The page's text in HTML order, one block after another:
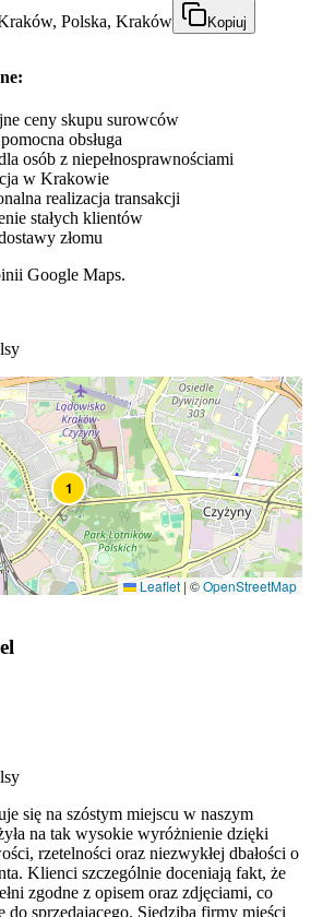
Polska, Kraków Kopiuj
ceny skupu surowców
obsługa
osób z niepełnosprawnościami
w Krakowie
realizacja transakcji
stałych klientów
złomu
Google Maps.
1
Leaflet | ©OpenStreetMap
się na szóstym miejscu w naszym
na tak wysokie wyróżnienie dzięki
rzetelności oraz niezwykłej dbałości o
Klienci szczególnie doceniają fakt, że
zgodne z opisem oraz zdjęciami, co
do sprzedającego. Siedziba firmy mieści